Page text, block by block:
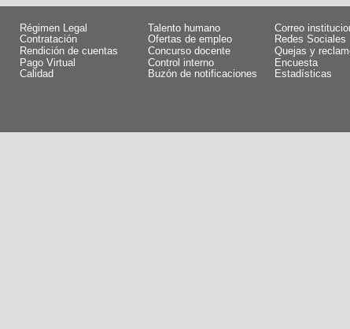
Régimen Legal
Talento humano
Contratación
Ofertas de empleo
Rendición de cuentas
Concurso docente
Pago Virtual
Control interno
Calidad
Buzón de notificaciones
Correo
Redes Sociales
Quejas y
Encuesta
Estadísticas